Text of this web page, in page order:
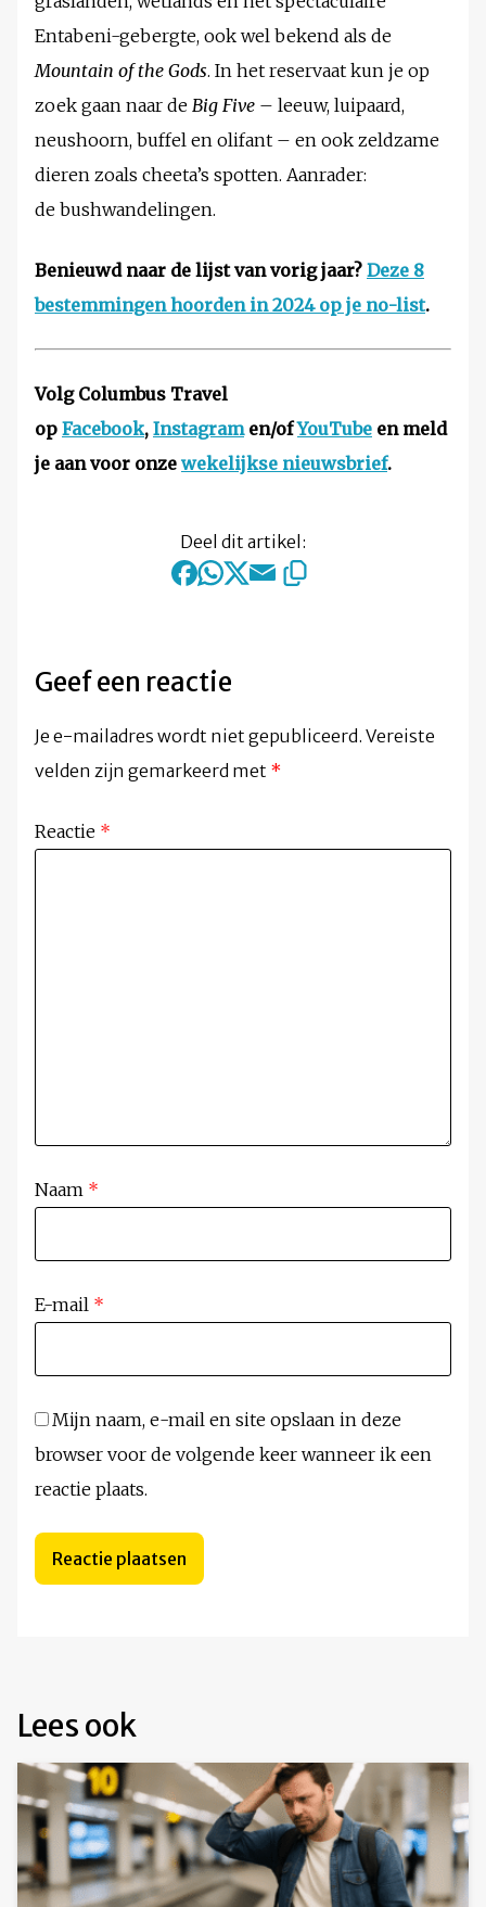
Entabeni-gebergte, ook wel bekend als de
Mountain of the Gods. In het reservaat kun je op
zoek gaan naar de Big Five – leeuw, luipaard,
neushoorn, buffel en olifant – en ook zeldzame
dieren zoals cheeta’s spotten. Aanrader:
de bushwandelingen.
Benieuwd naar de lijst van vorig jaar? Deze 8
bestemmingen hoorden in 2024 op je no-list.
Volg Columbus Travel
op Facebook, Instagramen/ofYouTube en meld
je aan voor onze wekelijkse nieuwsbrief.
Deel dit artikel:
Geef een reactie
Je e-mailadres wordt niet gepubliceerd. Vereiste
velden zijn gemarkeerd met *
Reactie *
Naam *
E-mail *
Mijn naam, e-mail en site opslaan in deze
browser voor de volgende keer wanneer ik een
reactie plaats.
Lees ook